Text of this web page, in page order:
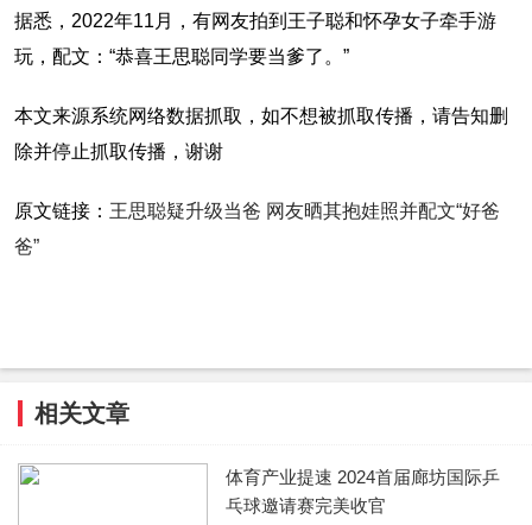
据悉，2022年11月，有网友拍到王子聪和怀孕女子牵手游
玩，配文：“恭喜王思聪同学要当爹了。”
本文来源系统网络数据抓取，如不想被抓取传播，请告知删
除并停止抓取传播，谢谢
原文链接： 王思聪疑升级当爸 网友晒其抱娃照并配文“好爸
爸”
相关文章
体育产业提速 2024首届廊坊国际乒
乓球邀请赛完美收官